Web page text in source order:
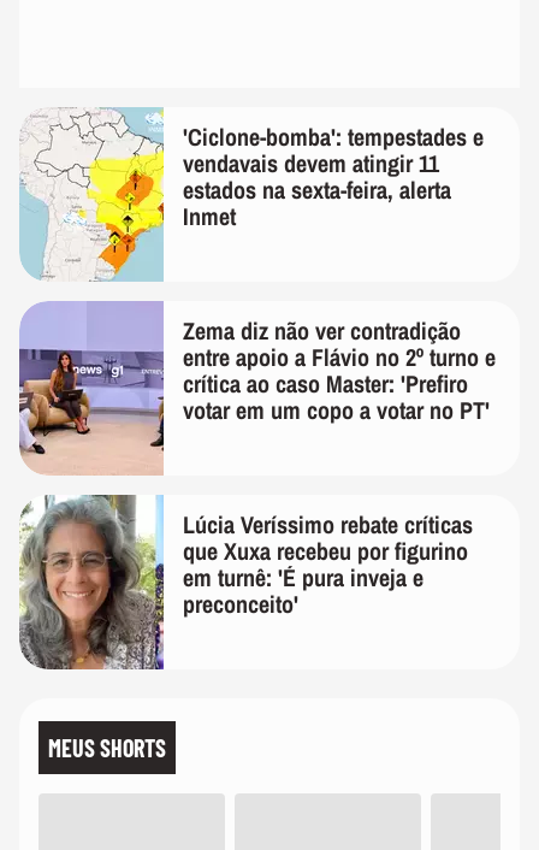
'Ciclone-bomba': tempestades e
vendavais devem atingir 11
estados na sexta-feira, alerta
Inmet
Zema diz não ver contradição
entre apoio a Flávio no 2º turno e
crítica ao caso Master: 'Prefiro
votar em um copo a votar no PT'
Lúcia Veríssimo rebate críticas
que Xuxa recebeu por figurino
em turnê: 'É pura inveja e
preconceito'
MEUS SHORTS